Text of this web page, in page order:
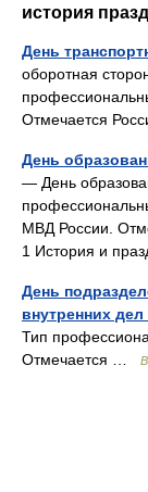
история
День
оборотная
Отмечается
День
— День
МВД России.
1 История и
День
внутренних
Тип
Отмечается …